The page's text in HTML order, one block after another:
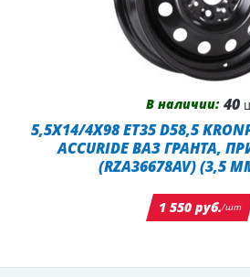
В наличии: 40
5,5X14/4X98 ET35 D58,5
ACCURIDE ВАЗ ГРАНТА,
(RZA36678AV) (3,5
1 550 руб./шт